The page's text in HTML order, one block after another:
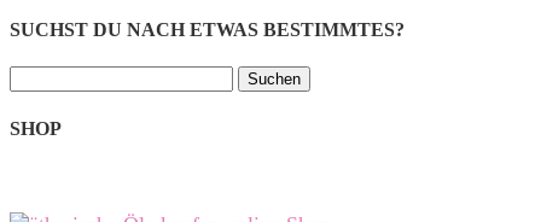
SUCHST DU NACH ETWAS BESTIMMTES?
nach:
SHOP